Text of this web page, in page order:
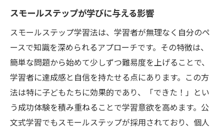
文式の効果
スモールステップがもたらす学習速度の向
上
公文式による自己主導型学習の推進
子どもたちの学習意欲を高めるメソッド
スモールステップと公文式の相乗効果
効率的な知識の定着を図る方法
スモールステップが学びに与える影響
スモールステップ学習法は、学習者が無理なく自分のペ
ースで知識を深められるアプローチです。その特徴は、
簡単な問題から始めて少しずつ難易度を上げることで、
学習者に達成感と自信を持たせる点にあります。この方
法は特に子どもたちに効果的であり、「できた！」とい
う成功体験を積み重ねることで学習意欲を高めます。公
文式学習でもスモールステップが採用されており、個人